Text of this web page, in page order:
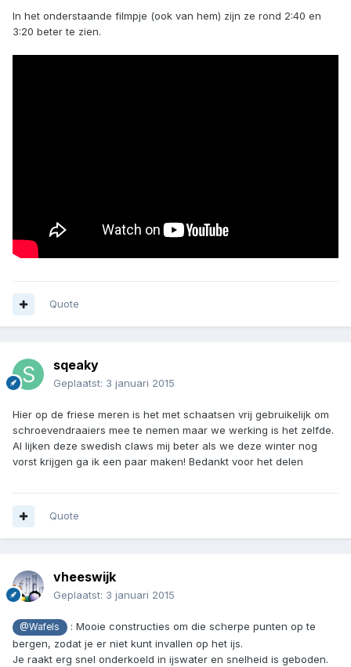
In het onderstaande filmpje (ook van hem) zijn ze rond 2:40 en
3:20 beter te zien.
Quote
sqeaky
Geplaatst: 3 januari 2015
Hier op de friese meren is het met schaatsen vrij gebruikelijk om
schroevendraaiers mee te nemen maar we werking is het zelfde.
Al lijken deze swedish claws mij beter als we deze winter nog
vorst krijgen ga ik een paar maken! Bedankt voor het delen
Quote
vheeswijk
Geplaatst: 3 januari 2015
@Wafels
: Mooie constructies om die scherpe punten op te
bergen, zodat je er niet kunt invallen op het ijs.
Je raakt erg snel onderkoeld in ijswater en snelheid is geboden.